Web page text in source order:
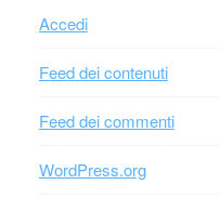
Accedi
Feed dei contenuti
Feed dei commenti
WordPress.org